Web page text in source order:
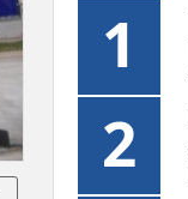
1
2